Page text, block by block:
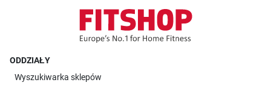
ODDZIAŁY
Wyszukiwarka sklepów